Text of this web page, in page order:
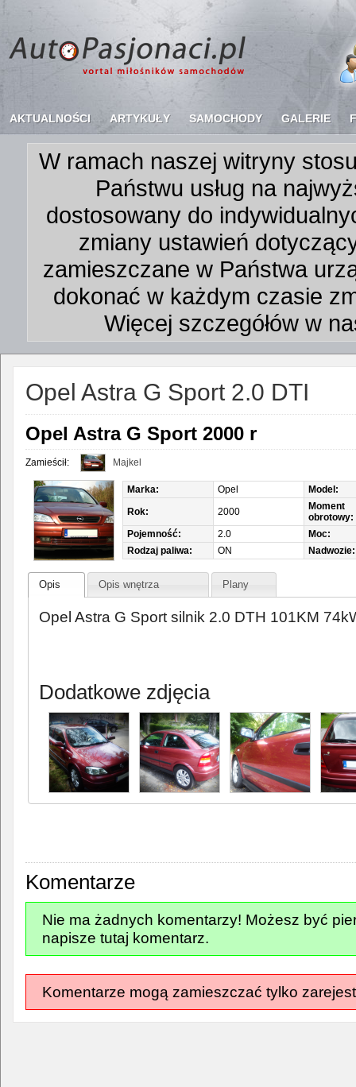
AKTUALNOŚCI ARTYKUŁY SAMOCHODY GALERIE
W ramach naszej witryny
Państwu usług na
dostosowany do
zmiany ustawień
zamieszczane w Państwa
dokonać w każdym czasie
Więcej szczegółów w
Opel Astra G Sport 2.0 DTI
Opel Astra G Sport 2000 r
Zamieścił: Majkel
Marka: Opel
Model:
Rok:
2000
Moment
obrotowy:
Pojemność:
2.0
Moc:
Rodzaj paliwa:
ON Nadwozie:
Opis Opis wnętrza Plany
Opel Astra G Sport silnik 2.0 DTH 101KM
Dodatkowe zdjęcia
Komentarze
Nie ma żadnych komentarzy! Możesz być
napisze tutaj komentarz.
Komentarze mogą zamieszczać tylko